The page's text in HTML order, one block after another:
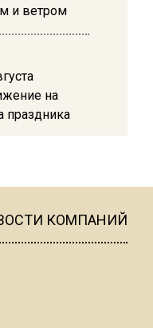
и ветром
на
праздника
обвиненийКОМПАНИЙ